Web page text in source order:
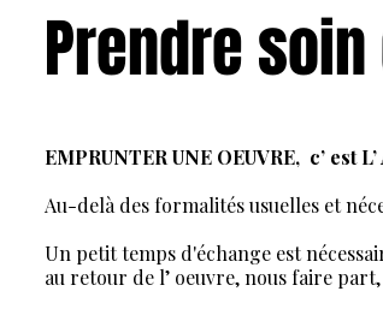
Prendre
EMPRUNTER UNE OEUVRE, c’ est
Au-delà des formalités usuelles et
Un petit temps d'échange est
au retour de l’ oeuvre, nous faire